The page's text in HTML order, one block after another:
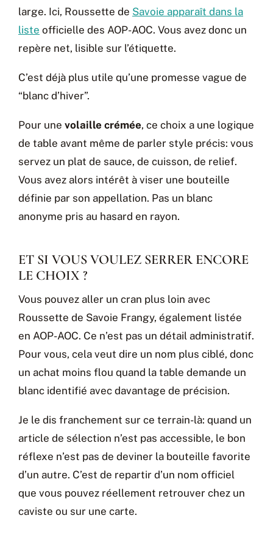
large. Ici, Roussette de Savoie apparaît dans la
liste officielle des AOP-AOC. Vous avez donc un
repère net, lisible sur l’étiquette.
C’est déjà plus utile qu’une promesse vague de
“blanc d’hiver”.
Pour une volaille crémée, ce choix a une logique
de table avant même de parler style précis: vous
servez un plat de sauce, de cuisson, de relief.
Vous avez alors intérêt à viser une bouteille
définie par son appellation. Pas un blanc
anonyme pris au hasard en rayon.
ET SI VOUS VOULEZ SERRER ENCORE
LE CHOIX ?
Vous pouvez aller un cran plus loin avec
Roussette de Savoie Frangy, également listée
en AOP-AOC. Ce n’est pas un détail administratif.
Pour vous, cela veut dire un nom plus ciblé, donc
un achat moins flou quand la table demande un
blanc identifié avec davantage de précision.
Je le dis franchement sur ce terrain-là: quand un
article de sélection n’est pas accessible, le bon
réflexe n’est pas de deviner la bouteille favorite
d’un autre. C’est de repartir d’un nom officiel
que vous pouvez réellement retrouver chez un
caviste ou sur une carte.